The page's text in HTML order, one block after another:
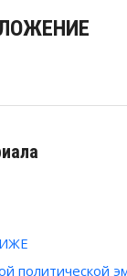
политической